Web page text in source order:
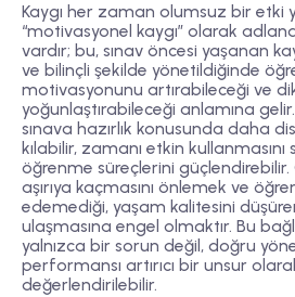
Kaygı her zaman olumsuz bir etki
“motivasyonel kaygı” olarak
vardır; bu, sınav öncesi yaşanan
ve bilinçli şekilde yönetildiğinde
motivasyonunu artırabileceği ve
yoğunlaştırabileceği anlamına
sınava hazırlık konusunda daha
kılabilir, zamanı etkin
öğrenme süreçlerini güçlendirebilir.
aşırıya kaçmasını önlemek ve
edemediği, yaşam kalitesini
ulaşmasına engel olmaktır. Bu
yalnızca bir sorun değil, doğru
performansı artırıcı bir unsur
değerlendirilebilir.